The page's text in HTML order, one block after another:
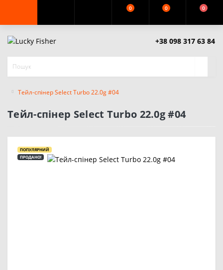
0 0 0
+38 098 317 63 84
Тейл-спінер Select Turbo 22.0g #04
Тейл-спінер Select Turbo 22.0g #04
ПОПУЛЯРНИЙ
ПРОДАНО!